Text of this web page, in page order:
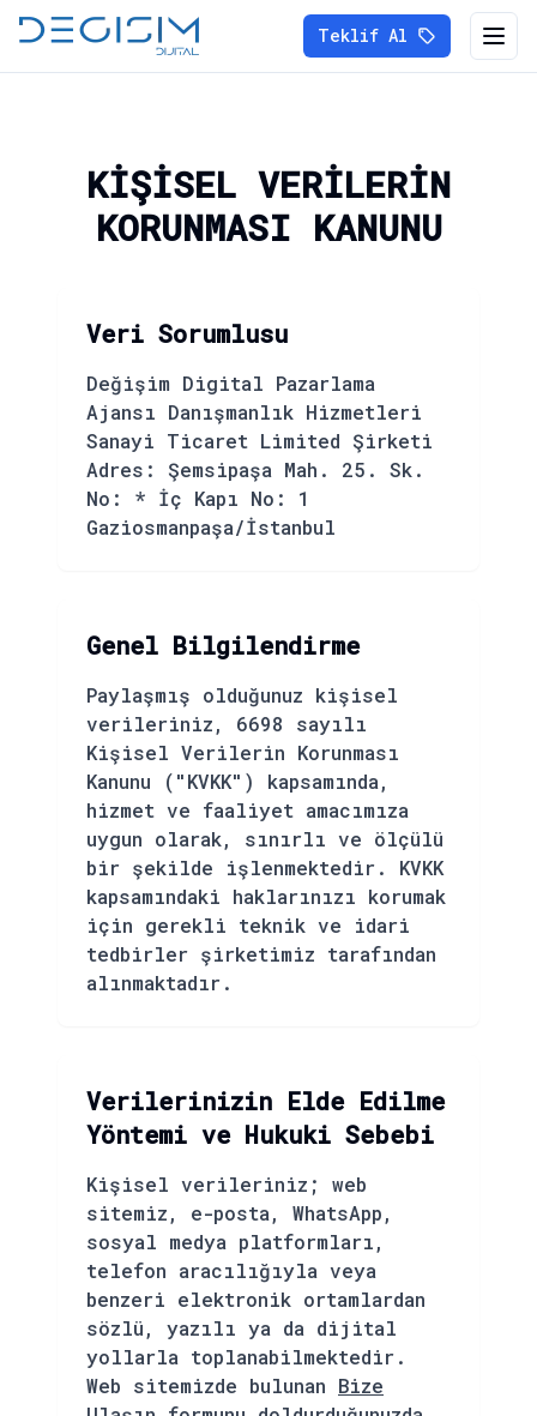
Teklif Al
KİŞİSEL VERİLERİN
KORUNMASI KANUNU
Veri Sorumlusu
Değişim Digital Pazarlama
Ajansı Danışmanlık Hizmetleri
Sanayi Ticaret Limited Şirketi
Adres: Şemsipaşa Mah. 25. Sk.
No: * İç Kapı No: 1
Gaziosmanpaşa/İstanbul
Genel Bilgilendirme
Paylaşmış olduğunuz kişisel
verileriniz, 6698 sayılı
Kişisel Verilerin Korunması
Kanunu ("KVKK") kapsamında,
hizmet ve faaliyet amacımıza
uygun olarak, sınırlı ve ölçülü
bir şekilde işlenmektedir. KVKK
kapsamındaki haklarınızı korumak
için gerekli teknik ve idari
tedbirler şirketimiz tarafından
alınmaktadır.
Verilerinizin Elde Edilme
Yöntemi ve Hukuki Sebebi
Kişisel verileriniz; web
sitemiz, e-posta, WhatsApp,
sosyal medya platformları,
telefon aracılığıyla veya
benzeri elektronik ortamlardan
sözlü, yazılı ya da dijital
yollarla toplanabilmektedir.
Web sitemizde bulunan Bize